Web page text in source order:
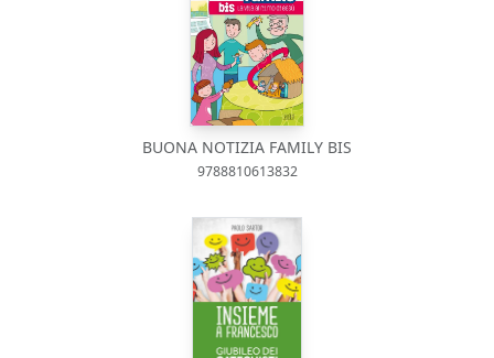
BUONA NOTIZIA FAMILY BIS
9788810613832